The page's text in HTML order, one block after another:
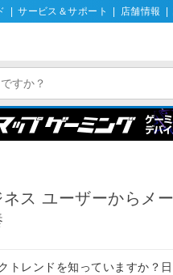
サービス＆サポート 店舗情報
ネス ユーザーからメ
トレンドを知っていますか？